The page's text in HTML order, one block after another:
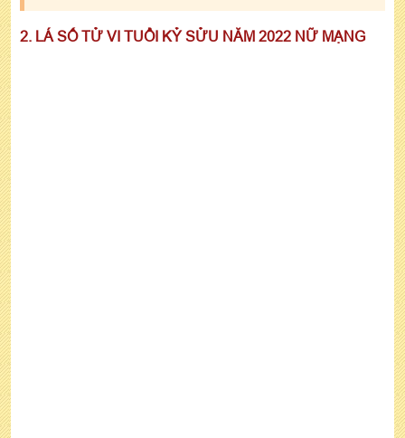
2. LÁ SỐ TỬ VI TUỔI KỶ SỬU NĂM 2022 NỮ MẠNG